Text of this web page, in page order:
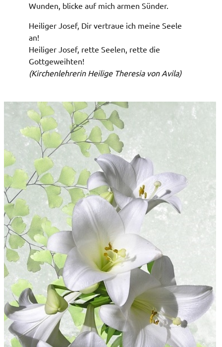
Wunden, blicke auf mich armen Sünder.
Heiliger Josef, Dir vertraue ich meine Seele
an!
Heiliger Josef, rette Seelen, rette die
Gottgeweihten!
(Kirchenlehrerin Heilige Theresia von Avila)